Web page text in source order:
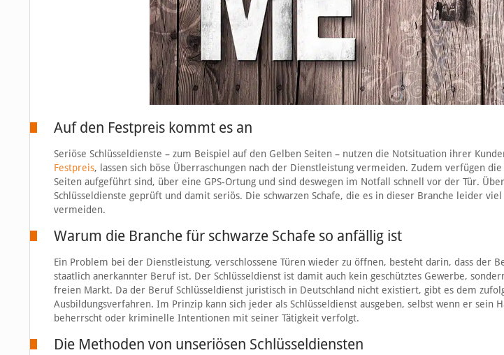
Auf den Festpreis kommt es an
Seriöse Schlüsseldienste – zum Beispiel auf den Gelben Seiten – nutzen die Notsituation ihrer
Festpreis, lassen sich böse Überraschungen nach der Dienstleistung vermeiden. Zudem verfügen
Seiten aufgeführt sind, über eine GPS-Ortung und sind deswegen im Notfall schnell vor der Tür.
Schlüsseldienste geprüft und damit seriös. Die schwarzen Schafe, die es in dieser Branche leider
vermeiden.
Warum die Branche für schwarze Schafe so anfällig ist
Ein Problem bei der Dienstleistung, verschlossene Türen wieder zu öffnen, besteht darin, dass der
staatlich anerkannter Beruf ist. Der Schlüsseldienst ist damit auch kein geschütztes Gewerbe,
freien Markt. Da der Beruf Schlüsseldienst juristisch in Deutschland nicht existiert, gibt es dem
Ausbildungsverfahren. Im Prinzip kann sich jeder als Schlüsseldienst ausgeben, selbst wenn er sein
beherrscht oder kriminelle Intentionen mit seiner Tätigkeit verfolgt.
Die Methoden von unseriösen Schlüsseldiensten